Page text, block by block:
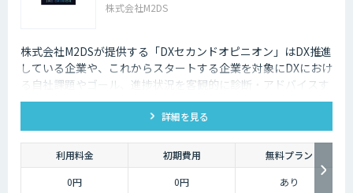
株式会社M2DS
株式会社M2DSが提供する「DXセカンドオピニオン」はDX推進
している企業や、これからスタートする企業を対象にDXにおけ
る自社課題やゴール、進捗状況を客観的に診断・アドバイスす
るサービスです
詳細を見る
利用料金 初期費用
無料プラン
0円
0円 あり